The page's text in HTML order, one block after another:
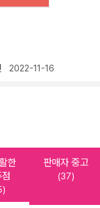
2022-11-16
한
판매자 중고
(37)